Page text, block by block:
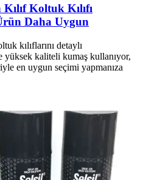
Koltuk Kılıfı
Daha Uygun
kılıflarını detaylı
yüksek kaliteli kumaş kullanıyor,
en uygun seçimi yapmanıza